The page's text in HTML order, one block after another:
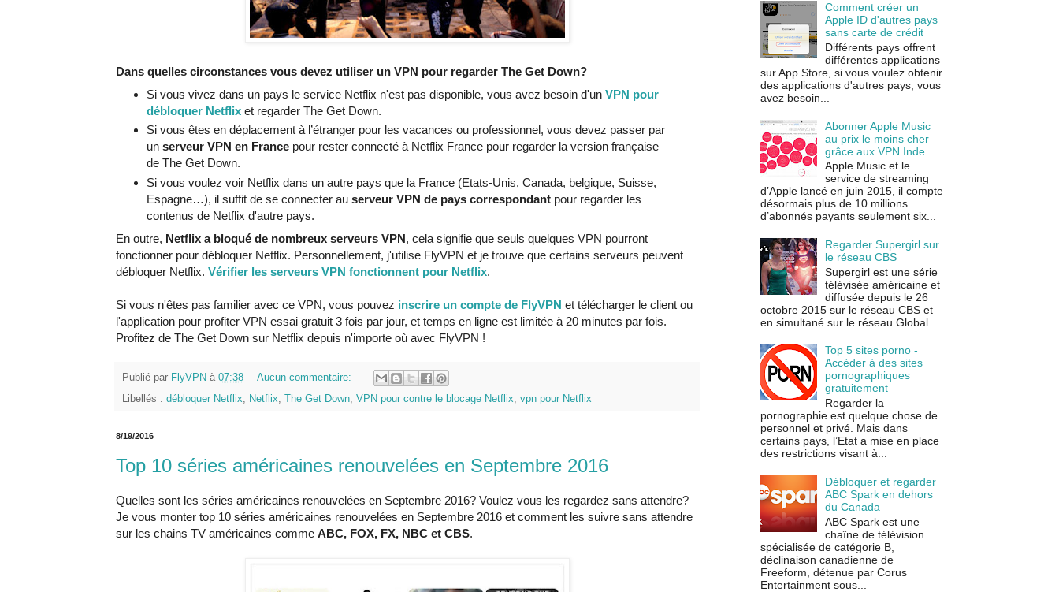
Dans quelles circonstances vous devez utiliser un VPN pour regarder The Get Down?
Si vous vivez dans un pays le service Netflix n'est pas disponible, vous avez besoin d'un VPN pour
débloquer Netflixet regarder The Get Down.
Si vous êtes en déplacement à l’étranger pour les vacances ou professionnel, vous devez passer par
un serveur VPN en Francepour rester connecté à Netflix France pour regarder la version française
de The Get Down.
Si vous voulez voir Netflix dans un autre pays que la France (Etats-Unis, Canada, belgique, Suisse,
Espagne…), il suffit de se connecter au serveur VPN de pays correspondantpour regarder les
contenus de Netflix d'autre pays.
En outre, Netflix a bloqué de nombreux serveurs VPN, cela signifie que seuls quelques VPN pourront
fonctionner pour débloquer Netflix. Personnellement, j'utilise FlyVPN et je trouve que certains serveurs peuvent
débloquer Netflix. Vérifier les serveurs VPN fonctionnent pour Netflix.
Si vous n'êtes pas familier avec ce VPN, vous pouvez inscrire un compte de FlyVPN et télécharger le client ou
l'application pour profiter VPN essai gratuit 3 fois par jour, et temps en ligne est limitée à 20 minutes par fois.
Profitez de The Get Down sur Netflix depuis n'importe où avec FlyVPN !
Publié par FlyVPN à 07:38
Aucun commentaire:
Libellés : débloquer Netflix, Netflix, The Get Down, VPN pour contre le blocage Netflix, vpn pour Netflix
8/19/2016
Top 10 séries américaines renouvelées en Septembre 2016
Quelles sont les séries américaines renouvelées en Septembre 2016? Voulez vous les regardez sans attendre?
Je vous monter top 10 séries américaines renouvelées en Septembre 2016 et comment les suivre sans attendre
sur les chains TV américaines comme ABC, FOX, FX, NBC et CBS.
Comment créer un
Apple ID d'autres pays
sans carte de crédit
Différents pays offrent
différentes applications
sur App Store, si vous voulez obtenir
des applications d'autres pays, vous
avez besoin...
Abonner Apple Music
au prix le moins cher
grâce aux VPN Inde
Apple Music et le
service de streaming
d’Apple lancé en juin 2015, il compte
désormais plus de 10 millions
d’abonnés payants seulement six...
Regarder Supergirl sur
le réseau CBS
Supergirl est une série
télévisée américaine et
diffusée depuis le 26
octobre 2015 sur le réseau CBS et
en simultané sur le réseau Global...
Top 5 sites porno -
Accèder à des sites
pornographiques
gratuitement
Regarder la
pornographie est quelque chose de
personnel et privé. Mais dans
certains pays, l’Etat a mise en place
des restrictions visant à...
Débloquer et regarder
ABC Spark en dehors
du Canada
ABC Spark est une
chaîne de télévision
spécialisée de catégorie B,
déclinaison canadienne de
Freeform, détenue par Corus
Entertainment sous...